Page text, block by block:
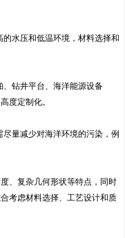
水压和低温环境，材料选择和
钻井平台、海洋能源设备
度定制化。
量减少对海洋环境的污染，例
、复杂几何形状等特点，同时
考虑材料选择、工艺设计和质